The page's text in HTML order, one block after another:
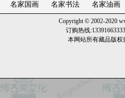
名家国画 名家书法 名家油画
Copyright © 2002-2020
订购热线
本网站所有藏品版